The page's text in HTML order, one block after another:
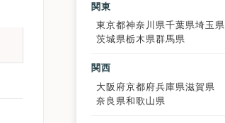
関東
東京都神奈川県千葉県埼玉県
茨城県栃木県群馬県
関西
大阪府京都府兵庫県滋賀県
奈良県和歌山県